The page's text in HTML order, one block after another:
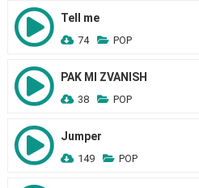
Tell me
74 POP
PAK MI ZVANISH
38 POP
Jumper
149 POP